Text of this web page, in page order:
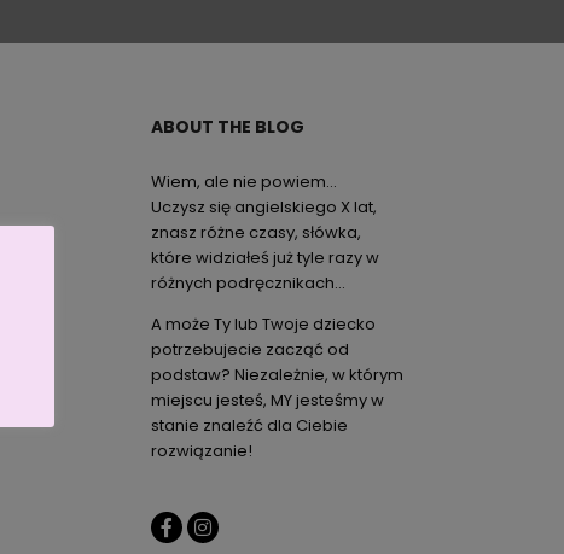
ABOUT THE BLOG
Wiem, ale nie powiem…
Uczysz się angielskiego X lat,
znasz różne czasy, słówka,
które widziałeś już tyle razy w
różnych podręcznikach…
A może Ty lub Twoje dziecko
potrzebujecie zacząć od
podstaw? Niezależnie, w którym
miejscu jesteś, MY jesteśmy w
stanie znaleźć dla Ciebie
rozwiązanie!